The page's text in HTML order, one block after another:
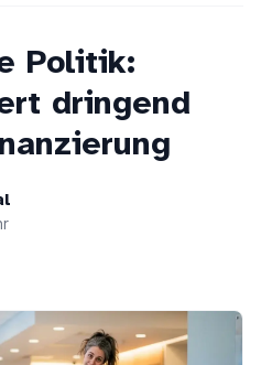
Politik:
dringend